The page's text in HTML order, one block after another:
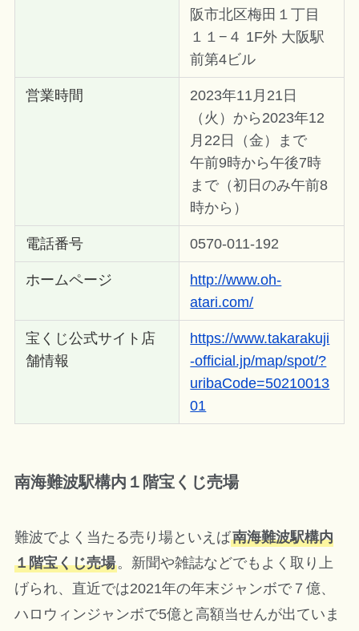
阪市北区梅田１丁目
１１−４ 1F外 大阪駅
前第4ビル
営業時間
2023年11月21日
（火）から2023年12
月22日（金）まで
午前9時から午後7時
まで（初日のみ午前8
時から）
電話番号 0570-011-192
ホームページ
http://www.oh-
atari.com/
宝くじ公式サイト店
舗情報
https://www.takarakuji
-official.jp/map/spot/?
uribaCode=50210013
01
南海難波駅構内１階宝くじ売場
難波でよく当たる売り場といえば南海難波駅構内
１階宝くじ売場。新聞や雑誌などでもよく取り上
げられ、直近では2021年の年末ジャンボで７億、
ハロウィンジャンボで5億と高額当せんが出ていま